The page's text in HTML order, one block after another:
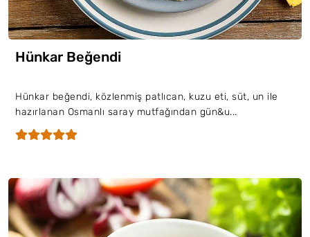
Hünkar Beğendi
Hünkar beğendi, közlenmiş patlıcan, kuzu eti, süt, un ile
hazırlanan Osmanlı saray mutfağından gün&u...